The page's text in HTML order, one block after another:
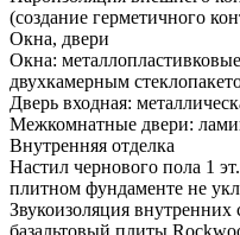
(создание герметичного
Окна, двери
Окна:
двухкамерным
Дверь входная:
Межкомнатные двери:
Внутренняя отделка
Настил чернового пола 1
плитном фундаменте не
Звукоизоляция